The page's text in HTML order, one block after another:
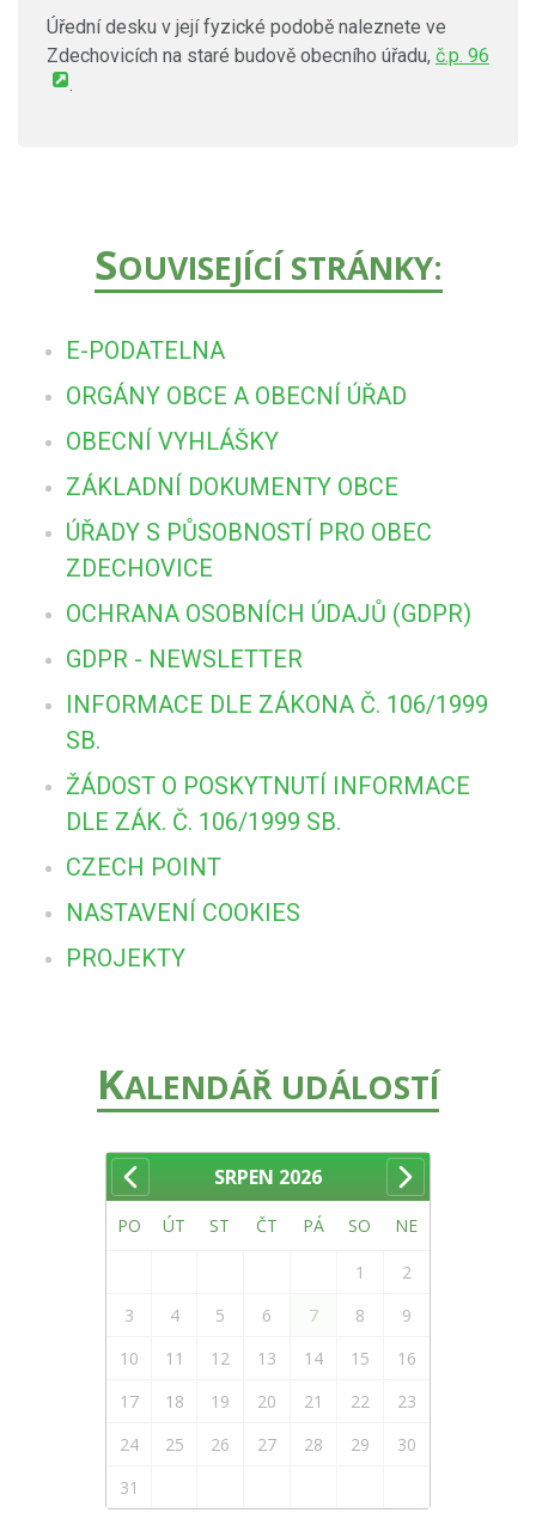
Úřední desku v její fyzické podobě naleznete ve
Zdechovicích na staré budově obecního úřadu, č.p. 96
.
SOUVISEJÍCÍ STRÁNKY:
E-PODATELNA
ORGÁNY OBCE A OBECNÍ ÚŘAD
OBECNÍ VYHLÁŠKY
ZÁKLADNÍ DOKUMENTY OBCE
ÚŘADY S PŮSOBNOSTÍ PRO OBEC
ZDECHOVICE
OCHRANA OSOBNÍCH ÚDAJŮ (GDPR)
GDPR - NEWSLETTER
INFORMACE DLE ZÁKONA Č. 106/1999
SB.
ŽÁDOST O POSKYTNUTÍ INFORMACE
DLE ZÁK. Č. 106/1999 SB.
CZECH POINT
NASTAVENÍ COOKIES
PROJEKTY
KALENDÁŘ UDÁLOSTÍ
SRPEN 2026
PO ÚT ST ČT PÁ SO NE
1
2
3
4 5 6 7 8
9
10
11 12 13 14 15
16
17
18 19 20 21 22
23
24
25 26 27 28 29
30
31